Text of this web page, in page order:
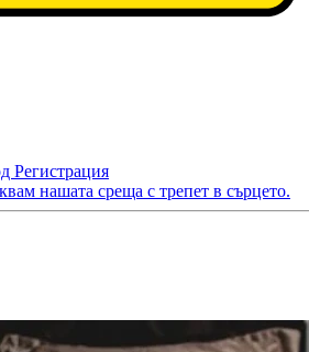
Регистрация
нашата среща с трепет в сърцето.